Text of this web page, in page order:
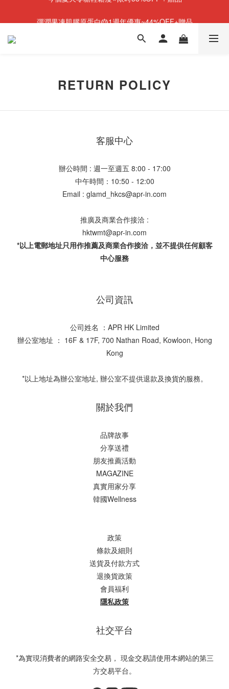
彈潤果凍肌膠原蛋白🎂1週年優惠~44%OFF+贈品
NEW💫ARI BOOTS 小腿足底按摩靴登場
RETURN POLICY
客服中心
辦公時間 : 週一至週五 8:00 - 17:00
中午時間：10:50 - 12:00
Email : glamd_hkcs@apr-in.com
推廣及商業合作接洽 :
hktwmt@apr-in.com
*以上電郵地址只用作推薦及商業合作接洽，並不提供任何顧客
中心服務
公司資訊
公司姓名 ：APR HK Limited
辦公室地址 ： 16F & 17F, 700 Nathan Road, Kowloon, Hong
Kong
*以上地址為辦公室地址, 辦公室不提供退款及換貨的服務。
關於我們
品牌故事
分享送禮
朋友推薦活動
MAGAZINE
真實用家分享
韓國Wellness
政策
條款及細則
送貨及付款方式
退換貨政策
會員福利
隱私政策
社交平台
*為實現消費者的網路安全交易， 現金交易請使用本網站的第三
方交易平台。